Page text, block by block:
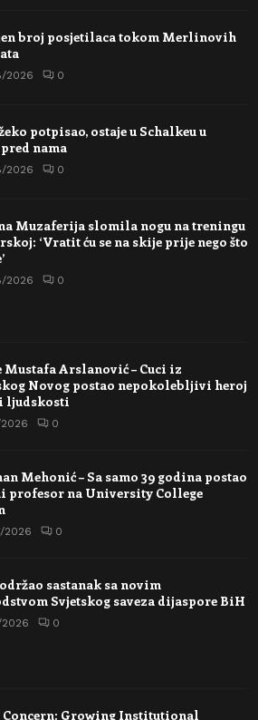
broj posjetilaca tokom Merlinovih
2026 0
potpisao, ostaje u Schalkeu u
nama
2026 0
Muzaferija slomila nogu na treningu
‘Vratit ću se na skije prije nego što
2026 0
Mustafa Arslanović – Cuci iz
Novog postao nepokolebljivi heroj
ljudskosti
0
Mehonić – Sa samo 39 godina postao
profesor na University College
2026 0
sastanak sa novim
Svjetskog saveza dijaspore BiH
0
Concern: Growing Institutional